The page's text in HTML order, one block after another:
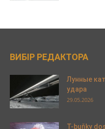
ВИБІР РЕДАКТОРА
Лунные
удара
29.05.2026
T-buňky